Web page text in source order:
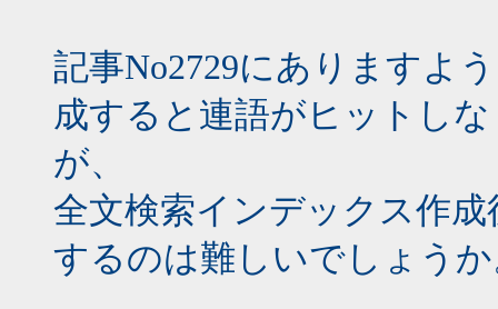
記事No2729にありますよ
成すると連語がヒットし
が、
全文検索インデックス作
するのは難しいでしょう